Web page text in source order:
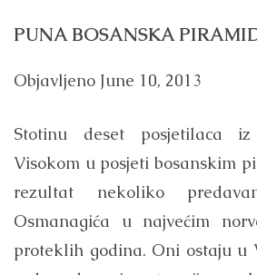
PUNA BOSANSKA
Objavljeno June 10, 2013
Stotinu deset posjetilaca
Visokom u posjeti bosanskim
rezultat nekoliko
Osmanagića u najvećim
proteklih godina. Oni ostaju u